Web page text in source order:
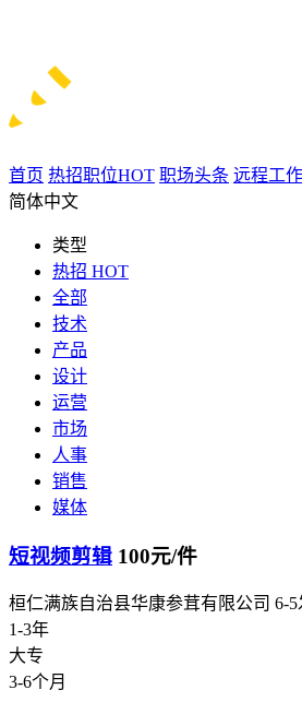
首页 热招职位HOT 职场头条 远程工
简体中文
类型
热招 HOT
全部
技术
产品
设计
运营
市场
人事
销售
媒体
短视频剪辑 100元/件
桓仁满族自治县华康参茸有限公司 6-5
1-3年
大专
3-6个月